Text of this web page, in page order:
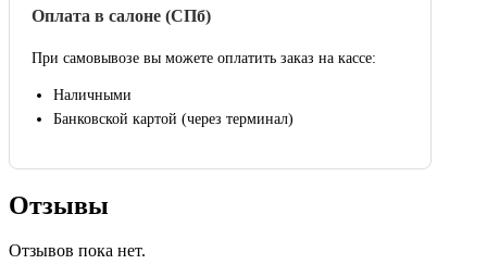
Оплата в салоне (СПб)
При самовывозе вы можете оплатить заказ на кассе:
Наличными
Банковской картой (через терминал)
Отзывы
Отзывов пока нет.